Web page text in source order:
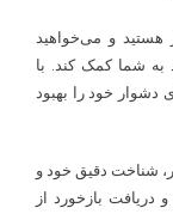
هستید و می‌خواهید
به شما کمک کند. با
دشوار خود را بهبود
شناخت دقیق خود و
دریافت بازخورد از